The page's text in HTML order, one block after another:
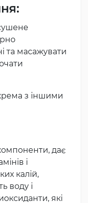
та масажувати
з іншими
дає
і
калій,
воду і
які